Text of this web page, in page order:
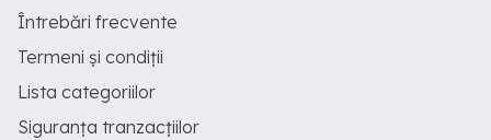
Întrebări frecvente
Termeni și condiții
Lista categoriilor
Siguranța tranzacțiilor